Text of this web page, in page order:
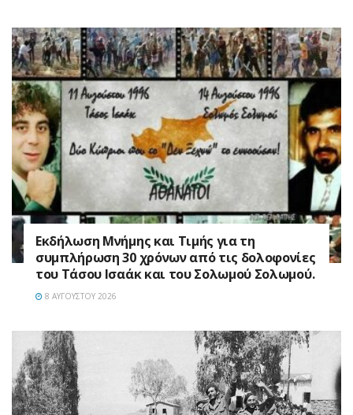
Εκδήλωση Μνήμης και Τιμής για τη
συμπλήρωση 30 χρόνων από τις δολοφονίες
του Τάσου Ισαάκ και του Σολωμού Σολωμού.
8 ΑΥΓΟΎΣΤΟΥ 2026